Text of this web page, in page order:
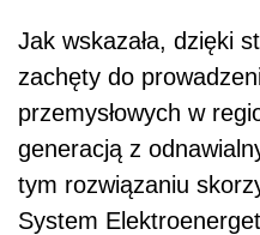
Jak wskazała, dzięki
zachęty do
przemysłowych w
generacją z
tym rozwiązaniu
System